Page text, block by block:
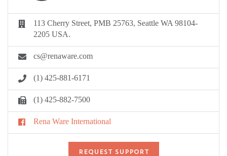
113 Cherry Street, PMB 25763, Seattle WA 98104-
2205 USA.
cs@renaware.com
(1) 425-881-6171
(1) 425-882-7500
Rena Ware International
REQUEST SUPPORT